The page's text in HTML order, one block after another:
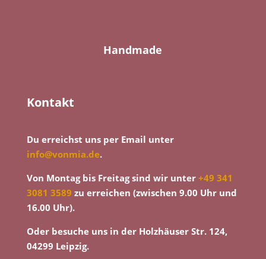
Handmade
Kontakt
Du erreichst uns per Email unter
info@vonmia.de.
Von Montag bis Freitag sind wir unter +49 341
3081 3589 zu erreichen (zwischen 9.00 Uhr und
16.00 Uhr).
Oder besuche uns in der Holzhäuser Str. 124,
04299 Leipzig.